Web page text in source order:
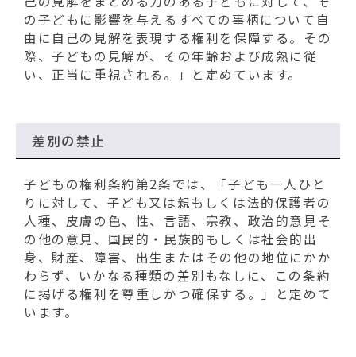
の子どもに影響を与えるすべての事柄について自
由に自己の見解を表現する権利を保障する。その
際、子どもの見解が、その年齢および成熟に従
い、正当に重視される。」と定めています。
差別の禁止
子どもの権利条約第2条では、「子ども一人ひと
りに対して、子ども又は親もしくは法的保護者の
人種、皮膚の色、性、言語、宗教、政治的意見そ
の他の意見、国民的・民族的もしくは社会的出
身、財産、障害、出生またはその他の地位にかか
わらず、いかなる種類の差別もなしに、この条約
に掲げる権利を尊重しかつ確保する。」と定めて
います。